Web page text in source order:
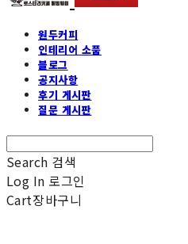
원두커피
인테리어 소품
블로그
공지사항
후기 게시판
질문 게시판
Search 검색
Log In 로그인
Cart장바구니